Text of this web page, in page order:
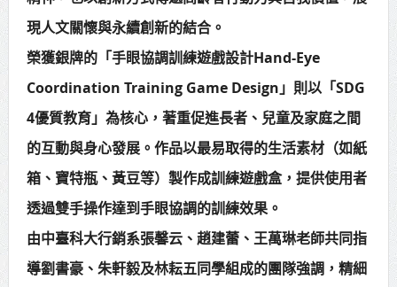
現人文關懷與永續創新的結合。
榮獲銀牌的「手眼協調訓練遊戲設計Hand-Eye
Coordination Training Game Design」則以「SDG
4優質教育」為核心，著重促進長者、兒童及家庭之間
的互動與身心發展。作品以最易取得的生活素材（如紙
箱、寶特瓶、黃豆等）製作成訓練遊戲盒，提供使用者
透過雙手操作達到手眼協調的訓練效果。
由中臺科大行銷系張馨云、趙建蕾、王萬琳老師共同指
導劉書豪、朱軒毅及林耘五同學組成的團隊強調，精細